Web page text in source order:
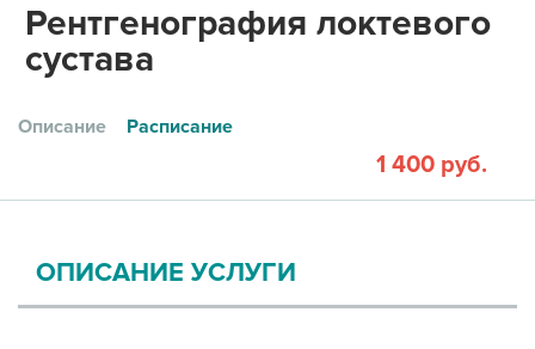
ПРАВОВАЯ ИНФОРМАЦИЯ
Рентгенография локтевого
сустава
Описание Расписание
1 400 руб.
ОПИСАНИЕ УСЛУГИ